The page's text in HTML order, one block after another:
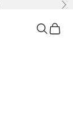
Vor
Suchen